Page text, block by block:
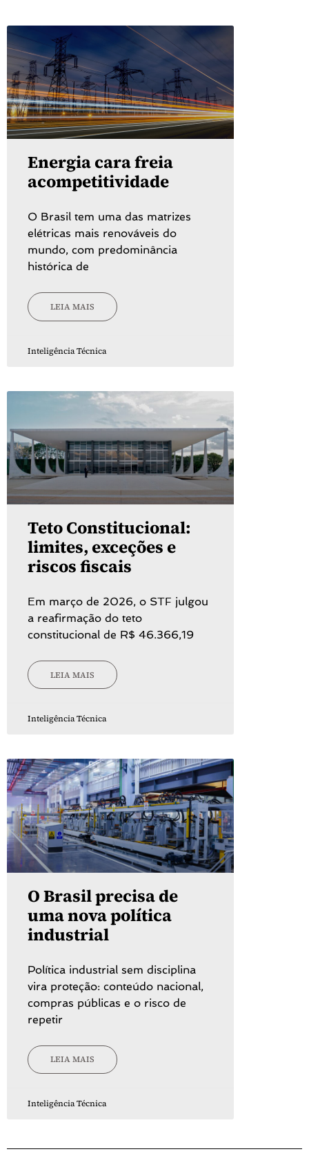
Energia cara freia
acompetitividade
O Brasil tem uma das matrizes
elétricas mais renováveis do
mundo, com predominância
histórica de
LEIA MAIS
Inteligência Técnica
Teto Constitucional:
limites, exceções e
riscos fiscais
Em março de 2026, o STF julgou
a reafirmação do teto
constitucional de R$ 46.366,19
LEIA MAIS
Inteligência Técnica
O Brasil precisa de
uma nova política
industrial
Política industrial sem disciplina
vira proteção: conteúdo nacional,
compras públicas e o risco de
repetir
LEIA MAIS
Inteligência Técnica